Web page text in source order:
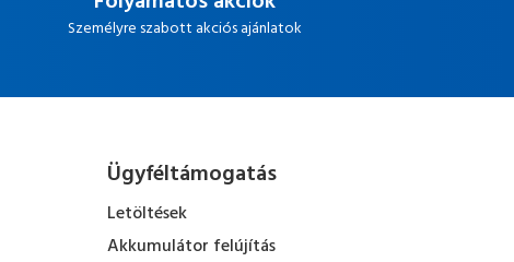
Személyre szabott akciós ajánlatok
Ügyféltámogatás
Letöltések
Akkumulátor felújítás